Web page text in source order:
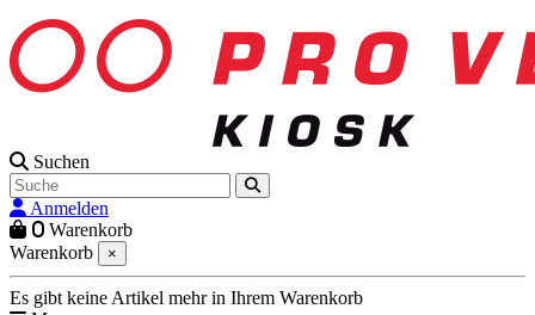
Suchen
Anmelden
0 Warenkorb
Warenkorb
×
Es gibt keine Artikel mehr in Ihrem Warenkorb